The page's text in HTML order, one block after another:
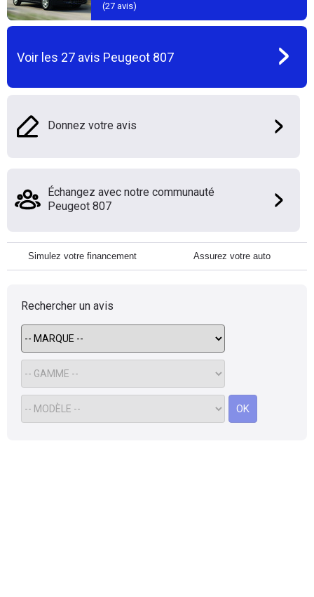
(27 avis)
Voir les 27 avis Peugeot 807
Donnez votre avis
Échangez avec notre communauté
Peugeot 807
Simulez votre financement Assurez votre auto
Rechercher un avis
OK